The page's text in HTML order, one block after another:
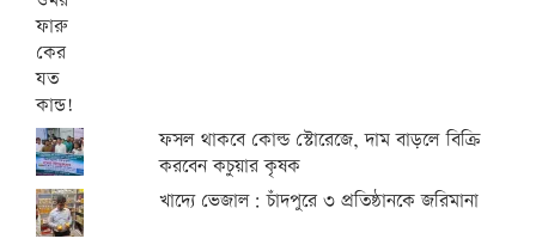
ফসল থাকবে কোল্ড স্টোরেজে, দাম বাড়লে বিক্রি
করবেন কচুয়ার কৃষক
খাদ্যে ভেজাল: চাঁদপুরে ৩ প্রতিষ্ঠানকে জরিমানা